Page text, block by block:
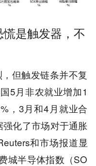
是触发器，不
但触发链条并不复
5月非农就业增加1
，3月和4月就业合
化了市场对于通胀
和市场报道显
城半导体指数（SO